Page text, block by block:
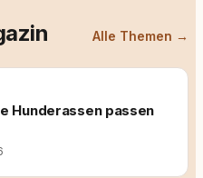
Alle Themen →
Hunderassen passen